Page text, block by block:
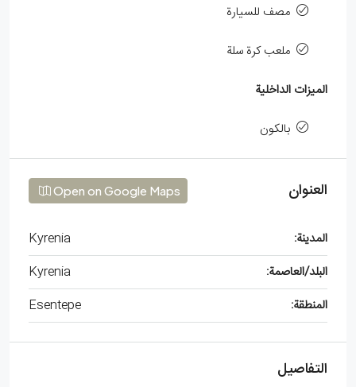
مصف للسيارة
ملعب كرة سلة
الميزات الداخلية
بالكون
العنوان Open on Google Maps
المدينة:
Kyrenia
البلد/العاصمة:
Kyrenia
المنطقة:
Esentepe
التفاصيل